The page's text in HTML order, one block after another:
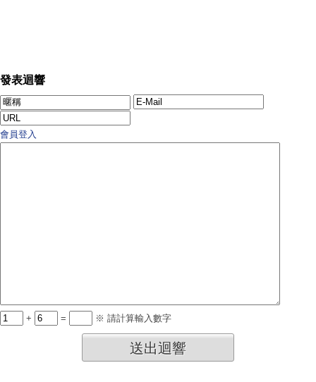
發表迴響
會員登入
+ = ※ 請計算輸入數字
送出迴響